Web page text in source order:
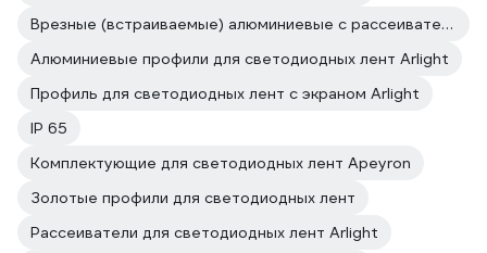
Врезные (встраиваемые) алюминиевые с рассеивателем
Алюминиевые профили для светодиодных лент Arlight
Профиль для светодиодных лент с экраном Arlight
IP 65
Комплектующие для светодиодных лент Apeyron
Золотые профили для светодиодных лент
Рассеиватели для светодиодных лент Arlight